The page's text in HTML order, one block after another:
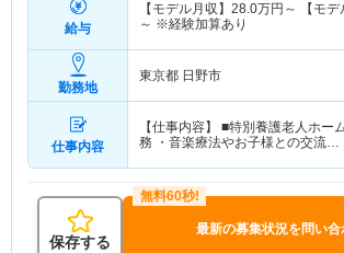
給与
【モデル月収】 28.0万円～ 【モデ
～ ※経験加算あり
勤務地
東京都 日野市
仕事内容
【仕事内容】 ■特別養護老人ホー
務 ・音楽療法やお子様との交流…
保存する
最新の募集状況を問い合